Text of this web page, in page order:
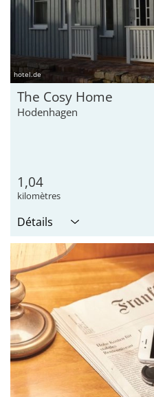
hotel.de
The Cosy Home
Hodenhagen
1,04
kilomètres
Détails